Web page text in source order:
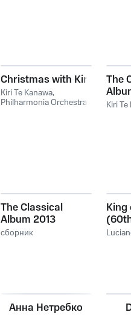
Christmas with Kiri
Kiri Te Kanawa,
Philharmonia Orchestra
The
Kiri Te
The Classical
Album 2013
сборник
King
Анна Нетребко